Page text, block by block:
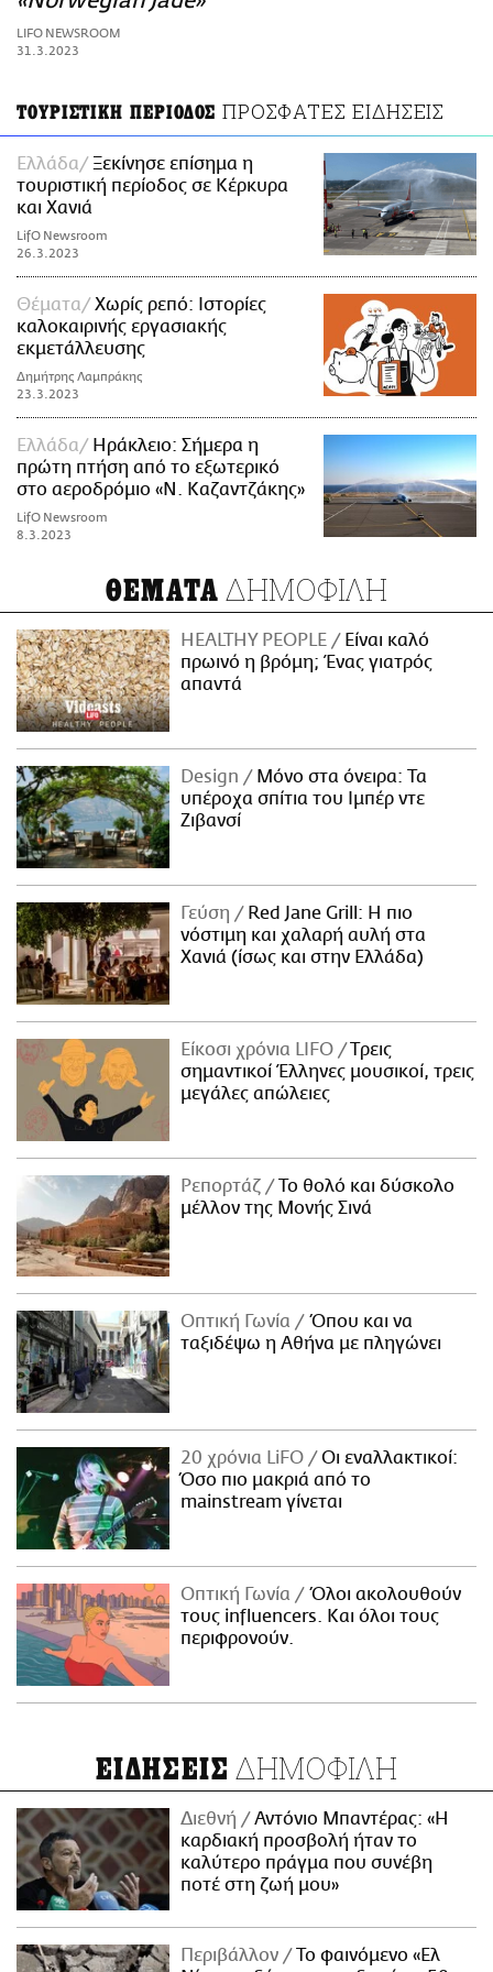
ΑΜΠΑ
PRINT
LIFO NEWSROOM
31.3.2023
ΤΟΥΡΙΣΤΙΚΗ ΠΕΡΙΟΔΟΣ ΠΡΟΣΦΑΤΕΣ ΕΙΔΗΣΕΙΣ
Ελλάδα
Ξεκίνησε επίσημα η
τουριστική περίοδος σε Κέρκυρα
και Χανιά
LifO Newsroom
26.3.2023
Θέματα
Χωρίς ρεπό: Ιστορίες
καλοκαιρινής εργασιακής
εκμετάλλευσης
Δημήτρης Λαμπράκης
23.3.2023
Ελλάδα
Ηράκλειο: Σήμερα η
πρώτη πτήση από το εξωτερικό
στο αεροδρόμιο «Ν. Καζαντζάκης»
LifO Newsroom
8.3.2023
ΘΕΜΑΤΑ ΔΗΜΟΦΙΛΗ
HEALTHY PEOPLE
Είναι καλό
πρωινό η βρόμη; Ένας γιατρός
απαντά
Design
Μόνο στα όνειρα: Τα
υπέροχα σπίτια του Ιμπέρ ντε
Ζιβανσί
Γεύση
Red Jane Grill: Η πιο
νόστιμη και χαλαρή αυλή στα
Χανιά (ίσως και στην Ελλάδα)
Είκοσι χρόνια LIFO
Tρεις
σημαντικοί Έλληνες μουσικοί, τρεις
μεγάλες απώλειες
Ρεπορτάζ
Το θολό και δύσκολο
μέλλον της Μονής Σινά
Οπτική Γωνία
Όπου και να
ταξιδέψω η Αθήνα με πληγώνει
20 χρόνια LiFO
Οι εναλλακτικοί:
Όσο πιο μακριά από το
mainstream γίνεται
Οπτική Γωνία
Όλοι ακολουθούν
τους influencers. Και όλοι τους
περιφρονούν.
ΕΙΔΗΣΕΙΣ ΔΗΜΟΦΙΛΗ
Διεθνή
Αντόνιο Μπαντέρας: «Η
καρδιακή προσβολή ήταν το
καλύτερο πράγμα που συνέβη
ποτέ στη ζωή μου»
Περιβάλλον
Το φαινόμενο «Ελ